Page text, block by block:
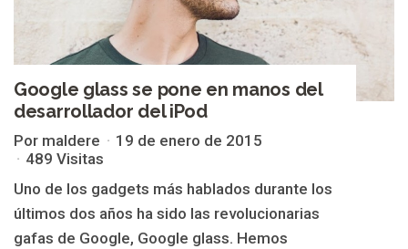
Google glass se pone en manos del
desarrollador del iPod
Por maldere
19 de enero de 2015
489 Visitas
Uno de los gadgets más hablados durante los
últimos dos años ha sido las revolucionarias
gafas de Google, Google glass. Hemos